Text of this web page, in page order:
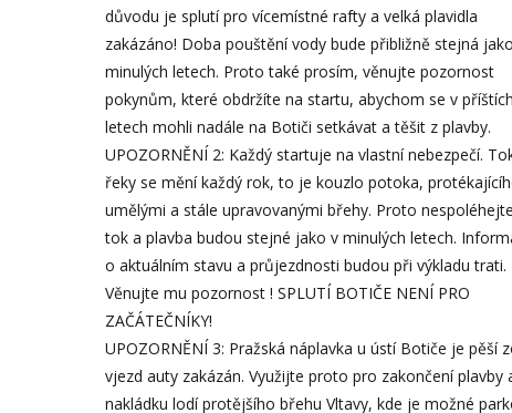
důvodu je splutí pro vícemístné rafty a velká plavidla
zakázáno! Doba pouštění vody bude přibližně stejná
minulých letech. Proto také prosím, věnujte pozornost
pokynům, které obdržíte na startu, abychom se v příštích
letech mohli nadále na Botiči setkávat a těšit z plavby.
UPOZORNĚNÍ 2: Každý startuje na vlastní nebezpečí.
řeky se mění každý rok, to je kouzlo potoka,
umělými a stále upravovanými břehy. Proto
tok a plavba budou stejné jako v minulých letech.
o aktuálním stavu a průjezdnosti budou při výkladu trati.
Věnujte mu pozornost ! SPLUTÍ BOTIČE NENÍ PRO
ZAČÁTEČNÍKY!
UPOZORNĚNÍ 3: Pražská náplavka u ústí Botiče je pěší
vjezd auty zakázán. Využijte proto pro zakončení plavby
nakládku lodí protějšího břehu Vltavy, kde je možné